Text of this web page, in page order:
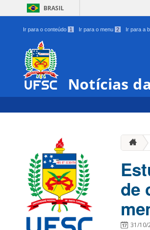
BRASIL
Ir para o conteúdo 1 Ir para o menu 2 Ir para a
Notícias
de
31/10/